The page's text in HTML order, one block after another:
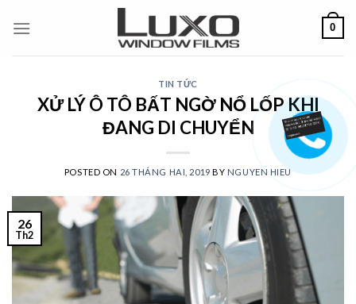
0
TIN TỨC
XỬ LÝ Ô TÔ BẤT NGỜ NỔ LỐP KHI
ĐANG DI CHUYỂN
POSTED ON 26 THÁNG HAI, 2019 BY NGUYEN HIEU
26
Th2